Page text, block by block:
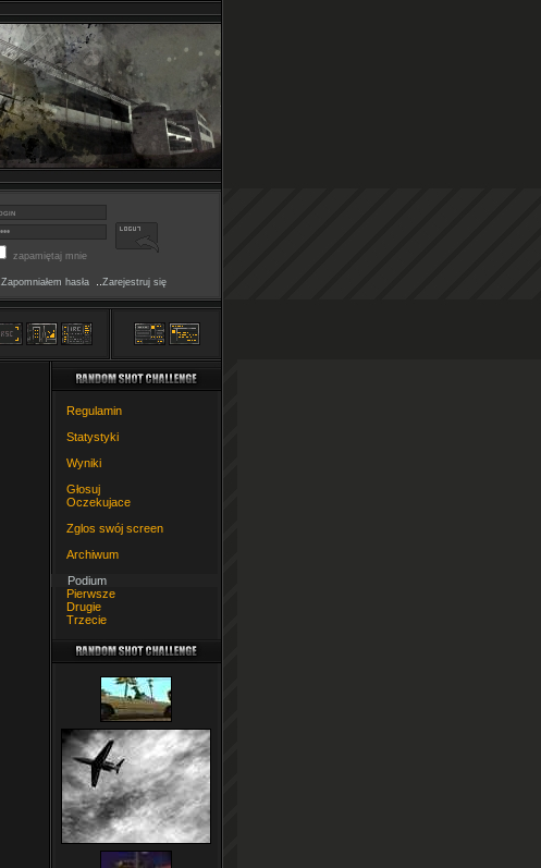
zapamiętaj mnie
Zapomniałem hasła Zarejestruj się
Regulamin
Statystyki
Wyniki
Głosuj
Oczekujace
Zglos swój screen
Archiwum
Podium
Pierwsze
Drugie
Trzecie